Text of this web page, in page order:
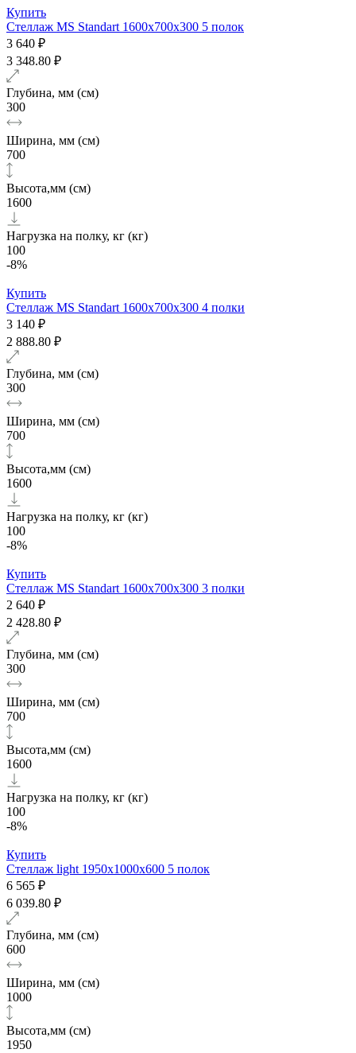
Купить
Стеллаж MS Standart 1600х700x300 5 полок
3 640 ₽
3 348.80 ₽
Глубина, мм (см)
300
Ширина, мм (см)
700
Высота,мм (см)
1600
Нагрузка на полку, кг (кг)
100
-8%
Купить
Стеллаж MS Standart 1600х700x300 4 полки
3 140 ₽
2 888.80 ₽
Глубина, мм (см)
300
Ширина, мм (см)
700
Высота,мм (см)
1600
Нагрузка на полку, кг (кг)
100
-8%
Купить
Стеллаж MS Standart 1600х700x300 3 полки
2 640 ₽
2 428.80 ₽
Глубина, мм (см)
300
Ширина, мм (см)
700
Высота,мм (см)
1600
Нагрузка на полку, кг (кг)
100
-8%
Купить
Стеллаж light 1950х1000x600 5 полок
6 565 ₽
6 039.80 ₽
Глубина, мм (см)
600
Ширина, мм (см)
1000
Высота,мм (см)
1950